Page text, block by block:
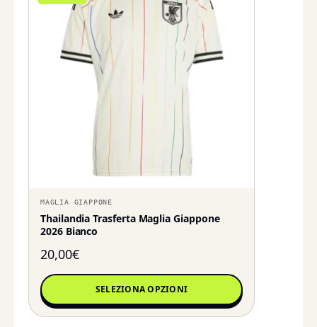
MAGLIA GIAPPONE
Thailandia Trasferta Maglia Giappone
2026 Bianco
20,00€
SELEZIONA OPZIONI